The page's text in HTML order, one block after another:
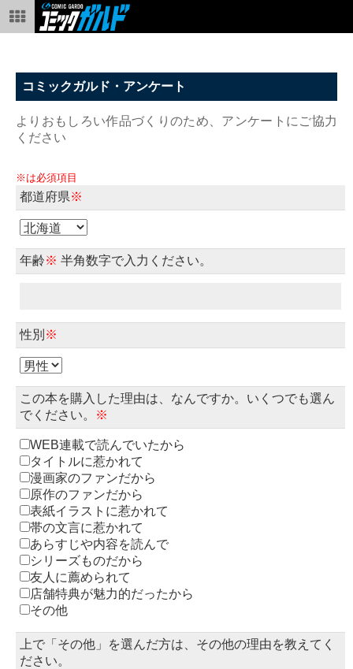
コミックガルド・アンケート
よりおもしろい作品づくりのため、アンケートにご協力
ください
※は必須項目
都道府県※
年齢※ 半角数字で入力ください。
性別 ※
この本を購入した理由は、なんですか。いくつでも選ん
でください。
※
WEB連載で読んでいたから
タイトルに惹かれて
漫画家のファンだから
原作のファンだから
表紙イラストに惹かれて
帯の文言に惹かれて
あらすじや内容を読んで
シリーズものだから
友人に薦められて
店舗特典が魅力的だったから
その他
上で「その他」を選んだ方は、その他の理由を教えてく
ださい。